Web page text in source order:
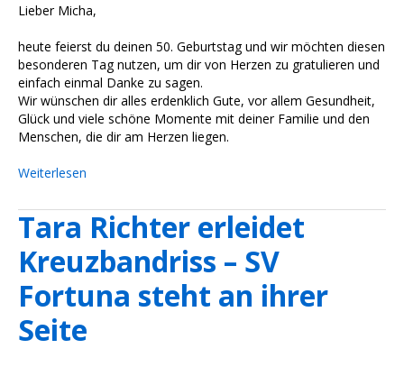
Lieber Micha,
heute feierst du deinen 50. Geburtstag und wir möchten diesen
besonderen Tag nutzen, um dir von Herzen zu gratulieren und
einfach einmal Danke zu sagen.
Wir wünschen dir alles erdenklich Gute, vor allem Gesundheit,
Glück und viele schöne Momente mit deiner Familie und den
Menschen, die dir am Herzen liegen.
Weiterlesen
Tara Richter erleidet
Kreuzbandriss – SV
Fortuna steht an ihrer
Seite